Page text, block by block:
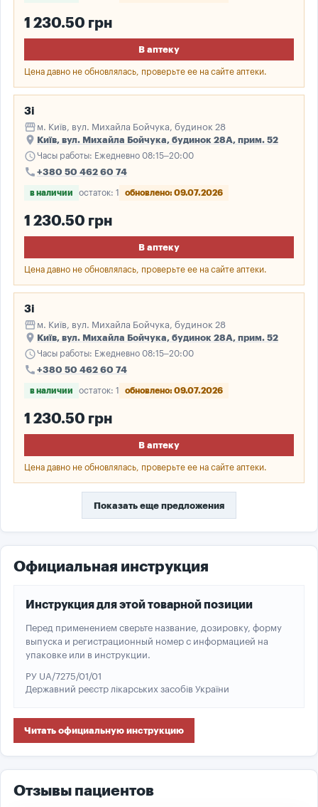
1 230.50 грн
В аптеку
Цена давно не обновлялась, проверьте ее на сайте аптеки.
3і
storefront м. Київ, вул. Михайла Бойчука, будинок 28
place Київ, вул. Михайла Бойчука, будинок 28А, прим. 52
scheduleЧасы работы: Ежедневно 08:15–20:00
call +380 50 462 60 74
в наличии остаток: 1 обновлено: 09.07.2026
1 230.50 грн
В аптеку
Цена давно не обновлялась, проверьте ее на сайте аптеки.
3і
storefront м. Київ, вул. Михайла Бойчука, будинок 28
place Київ, вул. Михайла Бойчука, будинок 28А, прим. 52
scheduleЧасы работы: Ежедневно 08:15–20:00
call +380 50 462 60 74
в наличии остаток: 1 обновлено: 09.07.2026
1 230.50 грн
В аптеку
Цена давно не обновлялась, проверьте ее на сайте аптеки.
Показать еще предложения
Официальная инструкция
Инструкция для этой товарной позиции
Перед применением сверьте название, дозировку, форму
выпуска и регистрационный номер с информацией на
упаковке или в инструкции.
РУ UA/7275/01/01
Державний реєстр лікарських засобів України
Читать официальную инструкцию
Отзывы пациентов